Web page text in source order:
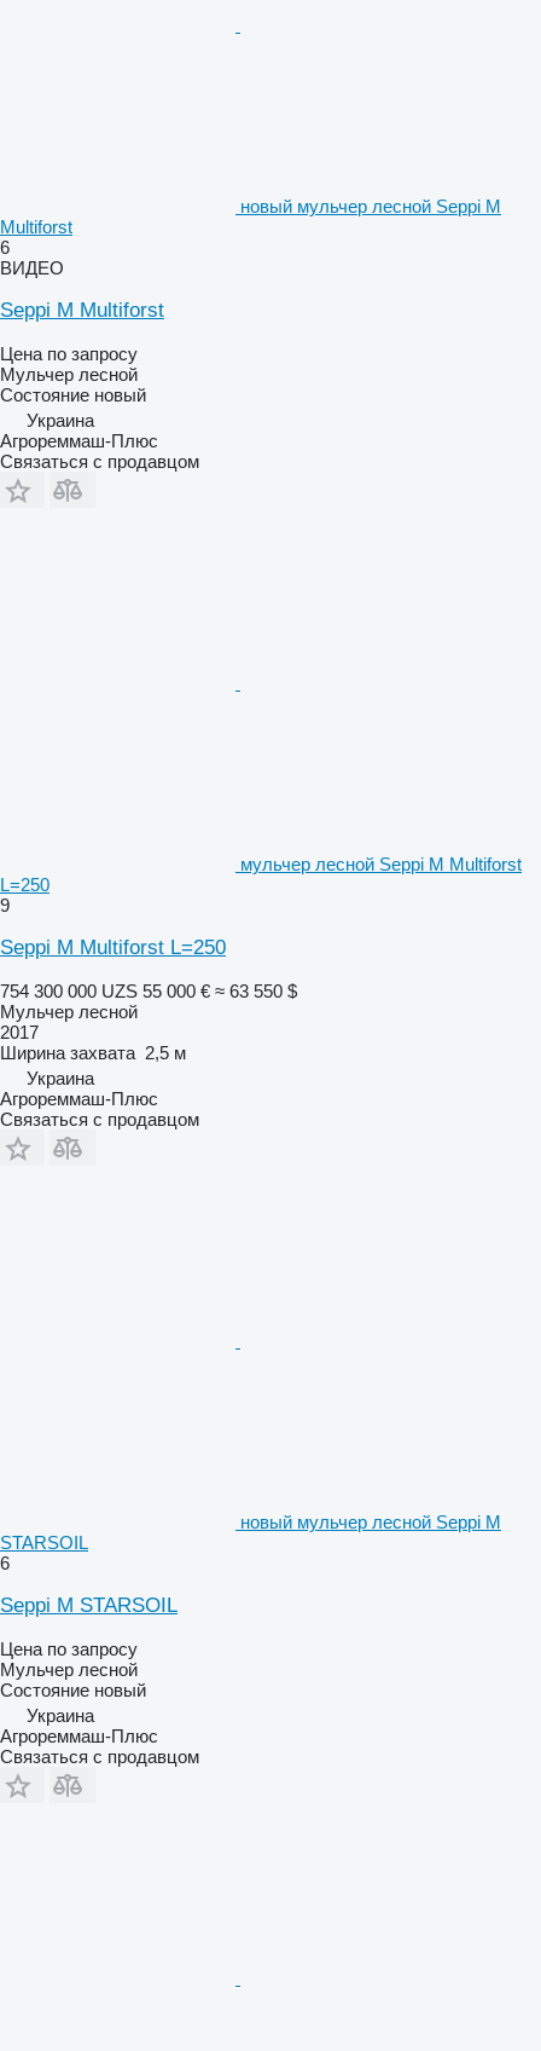
новый мульчер лесной Seppi M
Multiforst
6
ВИДЕО
Seppi M Multiforst
Цена по запросу
Мульчер лесной
Состояние новый
Украина
Агрореммаш-Плюс
Связаться с продавцом
мульчер лесной Seppi M Multiforst
L=250
9
Seppi M Multiforst L=250
754 300 000 UZS 55 000 € ≈ 63 550 $
Мульчер лесной
2017
Ширина захвата 2,5 м
Украина
Агрореммаш-Плюс
Связаться с продавцом
новый мульчер лесной Seppi M
STARSOIL
6
Seppi M STARSOIL
Цена по запросу
Мульчер лесной
Состояние новый
Украина
Агрореммаш-Плюс
Связаться с продавцом